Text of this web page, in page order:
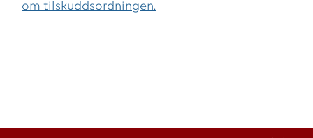
om tilskuddsordningen.